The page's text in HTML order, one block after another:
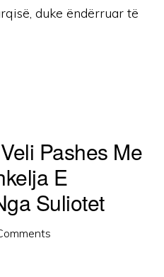
duke ëndërruar të
Pashes Me
E
Suliotet